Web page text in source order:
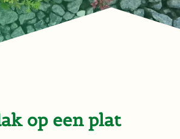
op een plat